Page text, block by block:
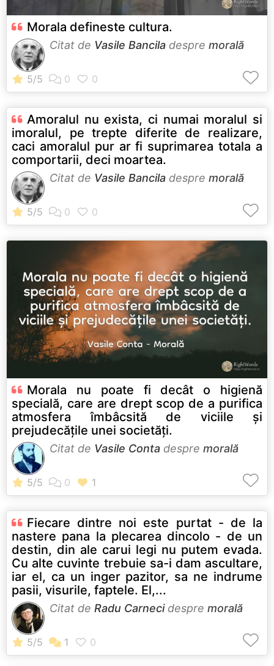
Morala defineste cultura.
Citat de Vasile Bancila despre morală
Amoralul nu exista, ci numai moralul si
imoralul, pe trepte diferite de realizare,
caci amoralul pur ar fi suprimarea totala a
comportarii, deci moartea.
Citat de Vasile Bancila despre morală
Morala nu poate fi decât o higienă
specială, care are drept scop de a purifica
atmosfera îmbâcsită de viciile și
prejudecățile unei societăți.
Citat de Vasile Conta despre morală
Fiecare dintre noi este purtat - de la
nastere pana la plecarea dincolo - de un
destin, din ale carui legi nu putem evada.
Cu alte cuvinte trebuie sa-i dam ascultare,
iar el, ca un inger pazitor, sa ne indrume
pasii, visurile, faptele. El,...
Citat de Radu Carnecidespre morală